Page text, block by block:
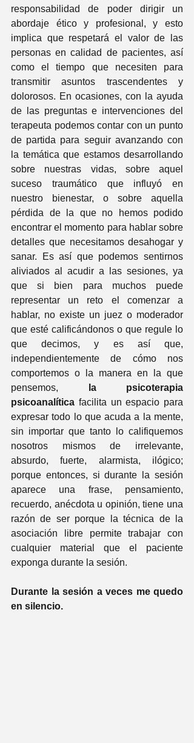
responsabilidad de poder dirigir un
abordaje ético y profesional, y esto
implica que respetará el valor de las
personas en calidad de pacientes, así
como el tiempo que necesiten para
transmitir asuntos trascendentes y
dolorosos. En ocasiones, con la ayuda
de las preguntas e intervenciones del
terapeuta podemos contar con un punto
de partida para seguir avanzando con
la temática que estamos desarrollando
sobre nuestras vidas, sobre aquel
suceso traumático que influyó en
nuestro bienestar, o sobre aquella
pérdida de la que no hemos podido
encontrar el momento para hablar sobre
detalles que necesitamos desahogar y
sanar. Es así que podemos sentirnos
aliviados al acudir a las sesiones, ya
que si bien para muchos puede
representar un reto el comenzar a
hablar, no existe un juez o moderador
que esté calificándonos o que regule lo
que decimos, y es así que,
independientemente de cómo nos
comportemos o la manera en la que
pensemos,
la psicoterapia
psicoanalítica facilita un espacio para
expresar todo lo que acuda a la mente,
sin importar que tanto lo califiquemos
nosotros mismos de irrelevante,
absurdo, fuerte, alarmista, ilógico;
porque entonces, si durante la sesión
aparece una frase, pensamiento,
recuerdo, anécdota u opinión, tiene una
razón de ser porque la técnica de la
asociación libre permite trabajar con
cualquier material que el paciente
exponga durante la sesión.
Durante la sesión a veces me quedo
en silencio.